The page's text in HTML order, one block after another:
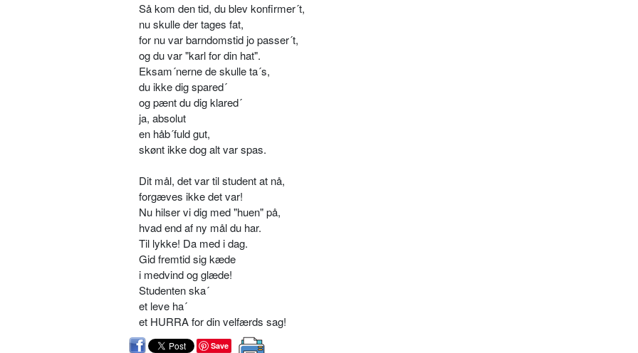
Så kom den tid, du blev konfirmer´t,
nu skulle der tages fat,
for nu var barndomstid jo passer´t,
og du var "karl for din hat".
Eksam´nerne de skulle ta´s,
du ikke dig spared´
og pænt du dig klared´
ja, absolut
en håb´fuld gut,
skønt ikke dog alt var spas.
Dit mål, det var til student at nå,
forgæves ikke det var!
Nu hilser vi dig med "huen" på,
hvad end af ny mål du har.
Til lykke! Da med i dag.
Gid fremtid sig kæde
i medvind og glæde!
Studenten ska´
et leve ha´
et HURRA for din velfærds sag!
Save